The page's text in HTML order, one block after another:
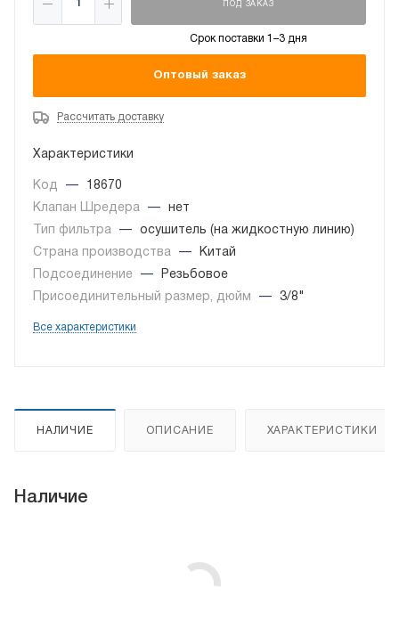
ПОД ЗАКАЗ
Срок поставки 1–3 дня
Оптовый заказ
Рассчитать доставку
Характеристики
Код —
18670
Клапан Шредера
—
нет
Тип фильтра
—
осушитель (на жидкостную линию)
Страна производства
—
Китай
Подсоединение
—
Резьбовое
Присоединительный размер, дюйм
— 3/8"
Все характеристики
НАЛИЧИЕ ОПИСАНИЕ ХАРАКТЕРИСТИКИ
Наличие